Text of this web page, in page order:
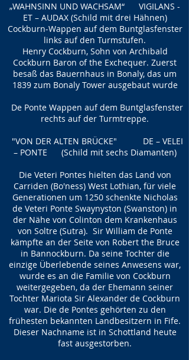
„WAHNSINN UND WACHSAM“ VIGILANS -
ET – AUDAX (Schild mit drei Hähnen)
Cockburn-Wappen auf dem Buntglasfenster
links auf den Turmstufen.
Henry Cockburn, Sohn von Archibald
Cockburn Baron of the Exchequer. Zuerst
besaß das Bauernhaus in Bonaly, das um
1839 zum Bonaly Tower ausgebaut wurde
De Ponte Wappen auf dem Buntglasfenster
rechts auf der Turmtreppe.
"VON DER ALTEN BRÜCKE" DE – VELEI
– PONTE (Schild mit sechs Diamanten)
Die Veteri Pontes hielten das Land von
Carriden (Bo'ness) West Lothian, für viele
Generationen um 1250 schenkte Nicholas
de Veteri Ponte Swaynyston (Swanston) in
der Nähe von Colinton dem Krankenhaus
von Soltre (Sutra). Sir William de Ponte
kämpfte an der Seite von Robert the Bruce
in Bannockburn. Da seine Tochter die
einzige Überlebende seines Anwesens war,
wurde es an die Familie von Cockburn
weitergegeben, da der Ehemann seiner
Tochter Mariota Sir Alexander de Cockburn
war. Die de Pontes gehörten zu den
frühesten bekannten Landbesitzern in Fife.
Dieser Nachname ist in Schottland heute
fast ausgestorben.